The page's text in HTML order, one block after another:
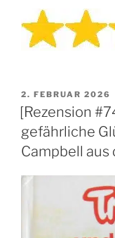
VERÖFFENTLICHT
AM
2. FEBRUAR 2026
[Rezension
gefährliche
Campbell